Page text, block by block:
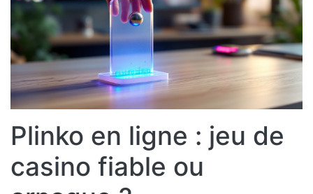
Plinko en ligne : jeu de
casino fiable ou